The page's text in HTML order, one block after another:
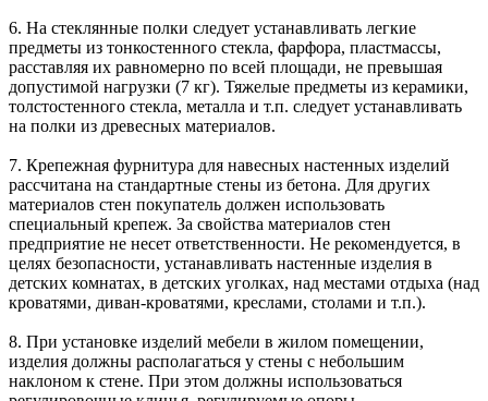
6. На стеклянные полки следует устанавливать легкие
предметы из тонкостенного стекла, фарфора, пластмассы,
расставляя их равномерно по всей площади, не превышая
допустимой нагрузки (7 кг). Тяжелые предметы из керамики,
толстостенного стекла, металла и т.п. следует устанавливать
на полки из древесных материалов.
7. Крепежная фурнитура для навесных настенных изделий
рассчитана на стандартные стены из бетона. Для других
материалов стен покупатель должен использовать
специальный крепеж. За свойства материалов стен
предприятие не несет ответственности. Не рекомендуется, в
целях безопасности, устанавливать настенные изделия в
детских комнатах, в детских уголках, над местами отдыха (над
кроватями, диван-кроватями, креслами, столами и т.п.).
8. При установке изделий мебели в жилом помещении,
изделия должны располагаться у стены с небольшим
наклоном к стене. При этом должны использоваться